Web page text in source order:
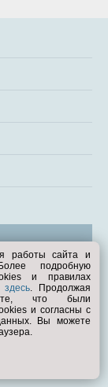
работы сайта и
подробную
и правилах
здесь. Продолжая
что были
и согласны с
Вы можете